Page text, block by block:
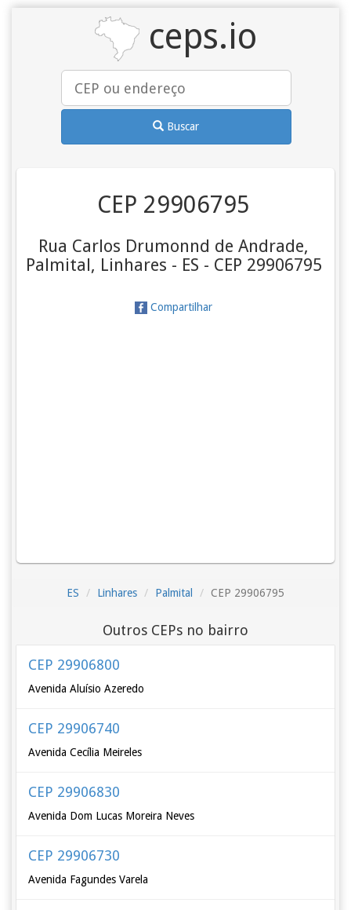
ceps.io
Buscar
CEP 29906795
Rua Carlos Drumonnd de Andrade,
Palmital, Linhares - ES - CEP 29906795
Compartilhar
ES Linhares Palmital CEP 29906795
Outros CEPs no bairro
CEP 29906800
Avenida Aluísio Azeredo
CEP 29906740
Avenida Cecília Meireles
CEP 29906830
Avenida Dom Lucas Moreira Neves
CEP 29906730
Avenida Fagundes Varela